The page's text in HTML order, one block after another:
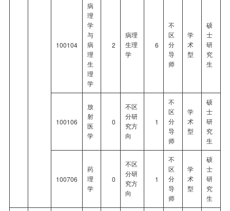
100104
病
理
学
与
病
理
生
理
学
2
病理
生理
学
6
不
区
分
导
师
学
术
型
硕
士
研
究
生
100106
放
射
医
学
0
不区
分研
究方
向
1
不
区
分
导
师
学
术
型
硕
士
研
究
生
100706
药
理
学
0
不区
分研
究方
向
1
不
区
分
导
师
学
术
型
硕
士
研
究
生